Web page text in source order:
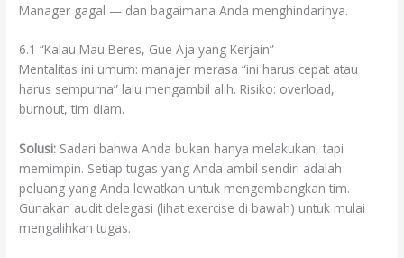
Manager gagal — dan bagaimana Anda menghindarinya.
6.1 “Kalau Mau Beres, Gue Aja yang Kerjain”
Mentalitas ini umum: manajer merasa “ini harus cepat atau
harus sempurna” lalu mengambil alih. Risiko: overload,
burnout, tim diam.
Solusi: Sadari bahwa Anda bukan hanya melakukan, tapi
memimpin. Setiap tugas yang Anda ambil sendiri adalah
peluang yang Anda lewatkan untuk mengembangkan tim.
Gunakan audit delegasi (lihat exercise di bawah) untuk mulai
mengalihkan tugas.